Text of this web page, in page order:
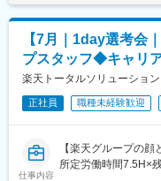
・問い合わせ対応
◇店舗運営
・店舗での電話応対
・在庫管理、売り場
・KPI管理・数値振
・キャンペーン企画
スタッフ（R
へステップアップが
・形式： Web開催
す）
・内容： 面接（25
7/2（木）17:00～
7/5（日）11:00～
7/14（火）17:00～
7/16（木）17:00～
【7月｜1day選考会
プスタッフ◆キャリ
楽天トータルソリューショ
正社員 職種未経験歓迎
仕事内容
【楽天グループの
所定労働時間7.5H×